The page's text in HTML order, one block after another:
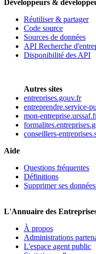
Développeurs &
Réutiliser & partager
Code source
Sources de données
API Recherche
Disponibilité des API
Autres sites
entreprises.gouv.fr
entreprendre.service-
mon-
conseillers-
Aide
Questions fréquentes
Définitions
Supprimer ses
L'Annuaire des
À propos
Administrations
L'espace agent public